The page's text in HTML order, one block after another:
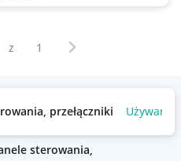
z 1 Następna strona
przełączniki Używany
sterowania,